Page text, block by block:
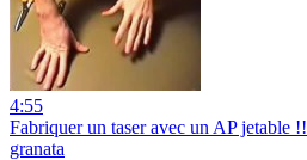
4:55
Fabriquer un taser avec un AP jetable !!
granata